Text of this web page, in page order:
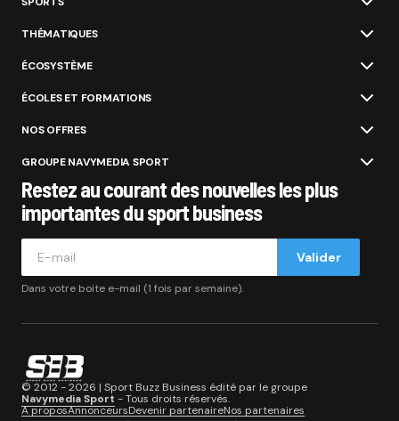
THÉMATIQUES
ÉCOSYSTÈME
ÉCOLES ET FORMATIONS
NOS OFFRES
GROUPE NAVYMEDIA SPORT
Restez au courant des nouvelles les plus
importantes du sport business
Valider
Dans votre boite e-mail (1 fois par semaine).
© 2012 - 2026 | Sport Buzz Business édité par le groupe
Navymedia Sport - Tous droits réservés.
A proposAnnonceursDevenir partenaireNos partenaires